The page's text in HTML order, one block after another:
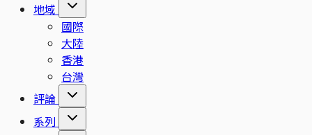
地域
國際
大陸
香港
台灣
評論
系列